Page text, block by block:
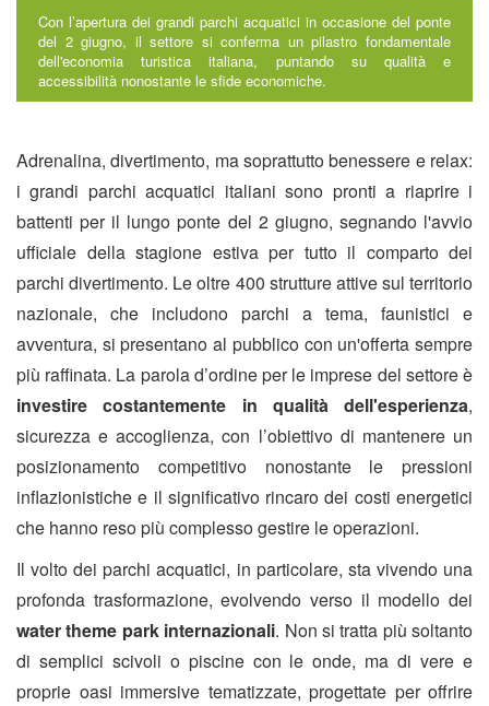
Con l’apertura dei grandi parchi acquatici in occasione del ponte
del 2 giugno, il settore si conferma un pilastro fondamentale
dell'economia turistica italiana, puntando su qualità e
accessibilità nonostante le sfide economiche.
Adrenalina, divertimento, ma soprattutto benessere e relax:
i grandi parchi acquatici italiani sono pronti a riaprire i
battenti per il lungo ponte del 2 giugno, segnando l'avvio
ufficiale della stagione estiva per tutto il comparto dei
parchi divertimento. Le oltre 400 strutture attive sul territorio
nazionale, che includono parchi a tema, faunistici e
avventura, si presentano al pubblico con un'offerta sempre
più raffinata. La parola d’ordine per le imprese del settore è
investire costantemente in qualità dell'esperienza,
sicurezza e accoglienza, con l’obiettivo di mantenere un
posizionamento competitivo nonostante le pressioni
inflazionistiche e il significativo rincaro dei costi energetici
che hanno reso più complesso gestire le operazioni.
Il volto dei parchi acquatici, in particolare, sta vivendo una
profonda trasformazione, evolvendo verso il modello dei
water theme park internazionali. Non si tratta più soltanto
di semplici scivoli o piscine con le onde, ma di vere e
proprie oasi immersive tematizzate, progettate per offrire